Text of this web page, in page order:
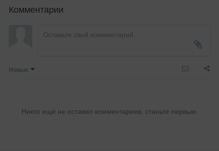
Комментарии
Новые
Никто ещё не оставил комментариев, станьте первым.